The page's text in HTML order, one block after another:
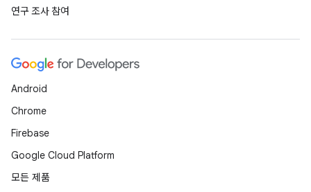
연구 조사 참여
Android
Chrome
Firebase
Google Cloud Platform
모든 제품